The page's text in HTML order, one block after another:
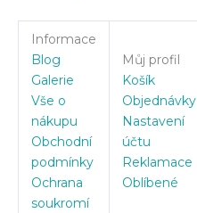
Informace
Blog
Galerie
Vše o
nákupu
Obchodní
podmínky
Ochrana
soukromí
Můj profil
Košík
Objednávky
Nastavení
účtu
Reklamace
Oblíbené